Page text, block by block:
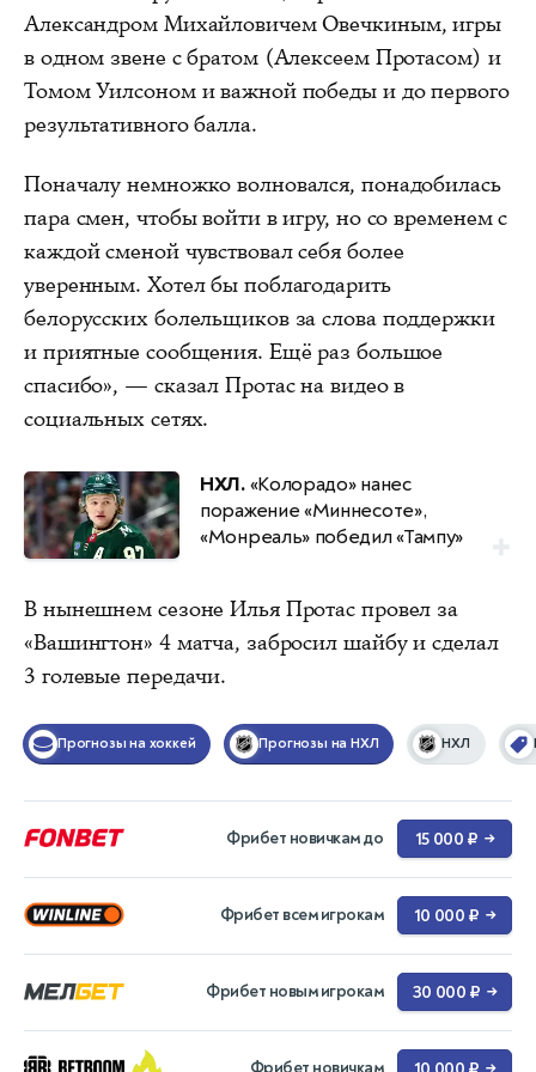
Александром Михайловичем Овечкиным, игры
в одном звене с братом (Алексеем Протасом) и
Томом Уилсоном и важной победы и до первого
результативного балла.
Поначалу немножко волновался, понадобилась
пара смен, чтобы войти в игру, но со временем с
каждой сменой чувствовал себя более
уверенным. Хотел бы поблагодарить
белорусских болельщиков за слова поддержки
и приятные сообщения. Ещё раз большое
спасибо», — сказал Протас на видео в
социальных сетях.
НХЛ.«Колорадо» нанес
поражение «Миннесоте»,
«Монреаль» победил «Тампу»
В нынешнем сезоне Илья Протас провел за
«Вашингтон» 4 матча, забросил шайбу и сделал
3 голевые передачи.
Прогнозы на хоккей Прогнозы на НХЛ НХЛ
Фрибет новичкам до 15 000 ₽ →
Фрибет всем игрокам 10 000 ₽ →
Фрибет новым игрокам 30 000 ₽ →
Фрибет новичкам